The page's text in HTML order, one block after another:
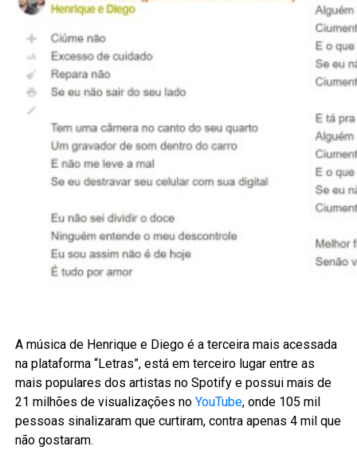
A música de Henrique e Diego é a terceira mais acessada
na plataforma “Letras”, está em terceiro lugar entre as
mais populares dos artistas no Spotify e possui mais de
21 milhões de visualizações noYouTube, onde 105 mil
pessoas sinalizaram que curtiram, contra apenas 4 mil que
não gostaram.